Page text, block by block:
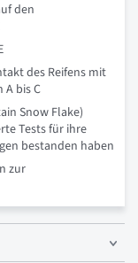
den
des Reifens mit
bis C
Snow Flake)
Tests für ihre
bestanden haben
zur